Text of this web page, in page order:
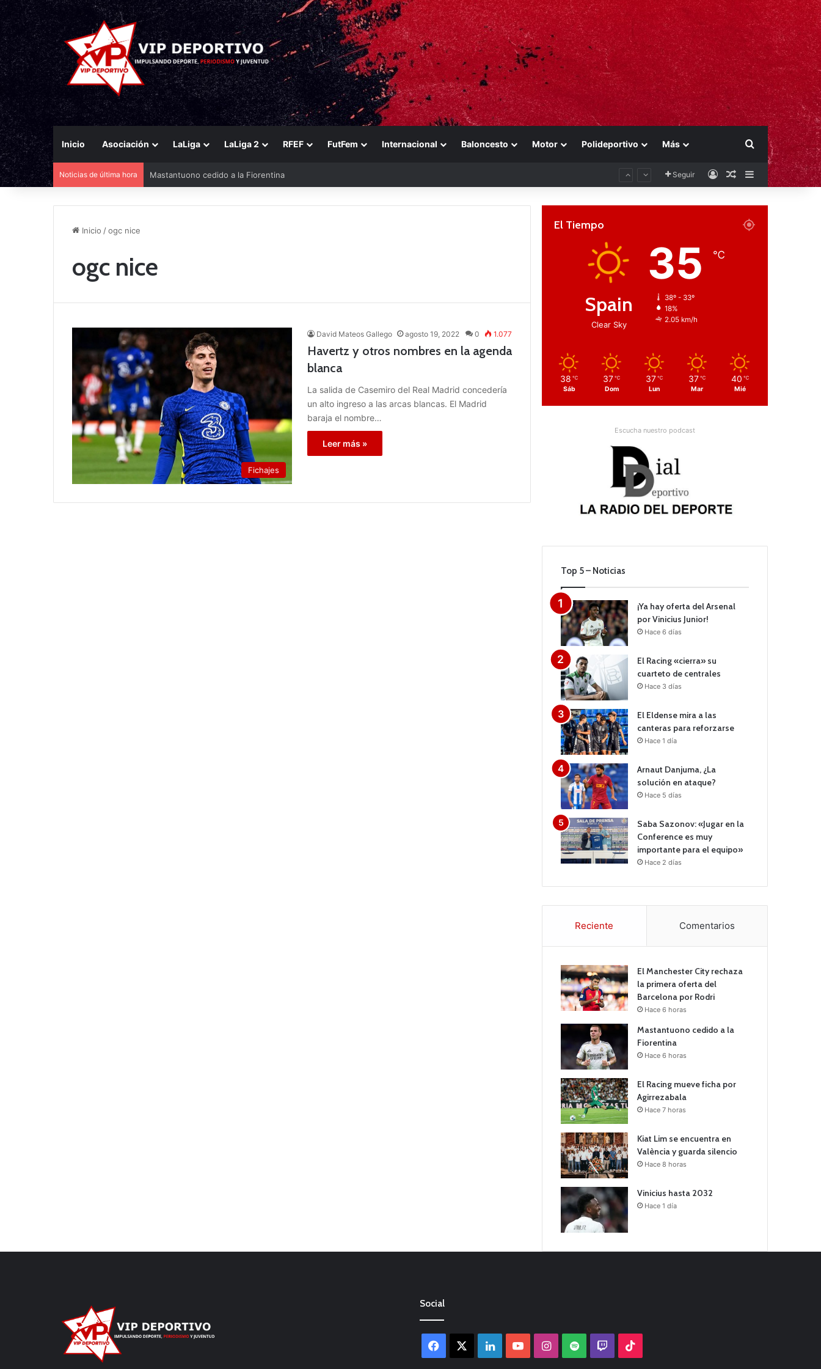
Inicio Asociación LaLiga LaLiga 2 RFEF FutFem Internacional Baloncesto Motor Polideportivo Más Buscar por
Noticias de última hora Mastantuono cedido a la Fiorentina Seguir AccesoPublicación al
Barra lateral
Inicio /ogc nice
ogc nice
Fichajes
David Mateos Gallego agosto 19, 2022 0 1.077
Havertz y otros nombres en la agenda
blanca
La salida de Casemiro del Real Madrid concedería
un alto ingreso a las arcas blancas. El Madrid
baraja el nombre…
Leer más »
El Tiempo
Spain
Clear Sky
35 ℃
38º - 33º
18%
2.05 km/h
38 ℃
Sáb
37 ℃
Dom
37 ℃
Lun
37 ℃
Mar
40 ℃
Mié
Escucha nuestro podcast
Top 5 – Noticias
¡Ya hay oferta del Arsenal
por Vinicius Junior!
Hace 6 días
El Racing «cierra» su
cuarteto de centrales
Hace 3 días
El Eldense mira a las
canteras para reforzarse
Hace 1 día
Arnaut Danjuma, ¿La
solución en ataque?
Hace 5 días
Saba Sazonov: «Jugar en la
Conference es muy
importante para el equipo»
Hace 2 días
Reciente Comentarios
El Manchester City rechaza
la primera oferta del
Barcelona por Rodri
Hace 6 horas
Mastantuono cedido a la
Fiorentina
Hace 6 horas
El Racing mueve ficha por
Agirrezabala
Hace 7 horas
Kiat Lim se encuentra en
València y guarda silencio
Hace 8 horas
Vinicius hasta 2032
Hace 1 día
Social
Facebook LinkedInYouTubeInstagram
Spotify Twitch